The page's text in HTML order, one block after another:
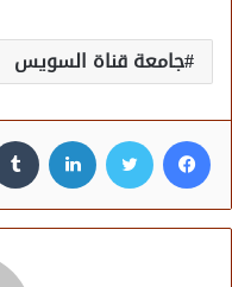
جامعة قناة السويس
فيسبوك تويتر لينكدإن